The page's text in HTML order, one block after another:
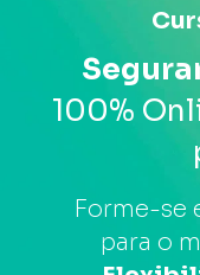
Forme-se
para o